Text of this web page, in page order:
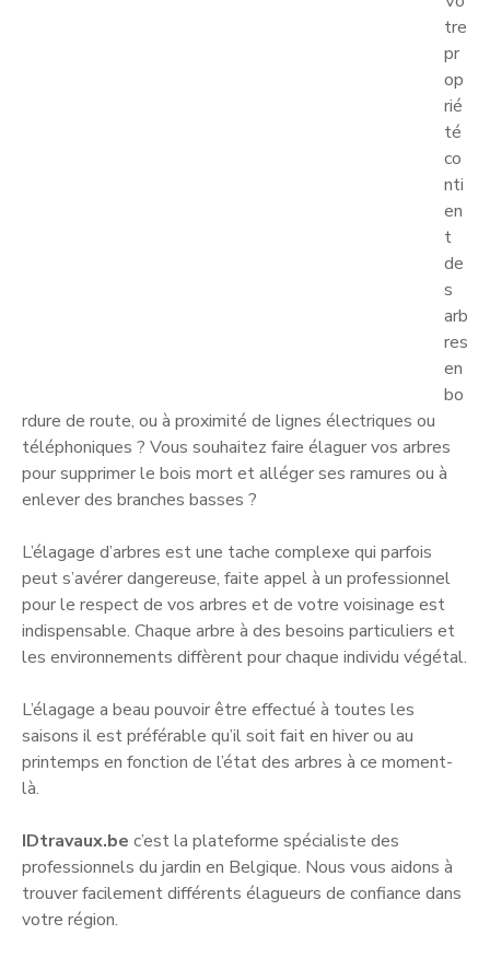
tre
pr
op
rié
té
co
nti
en
t
de
s
arb
res
en
bo
rdure de route, ou à proximité de lignes électriques ou
téléphoniques ? Vous souhaitez faire élaguer vos arbres
pour supprimer le bois mort et alléger ses ramures ou à
enlever des branches basses ?
L’élagage d’arbres est une tache complexe qui parfois
peut s’avérer dangereuse, faite appel à un professionnel
pour le respect de vos arbres et de votre voisinage est
indispensable. Chaque arbre à des besoins particuliers et
les environnements diffèrent pour chaque individu végétal.
L’élagage a beau pouvoir être effectué à toutes les
saisons il est préférable qu’il soit fait en hiver ou au
printemps en fonction de l’état des arbres à ce moment-
là.
IDtravaux.be c’est la plateforme spécialiste des
professionnels du jardin en Belgique. Nous vous aidons à
trouver facilement différents élagueurs de confiance dans
votre région.